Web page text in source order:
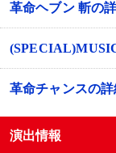
革命ヘブン 斬の
革命チャンスの
演出情報